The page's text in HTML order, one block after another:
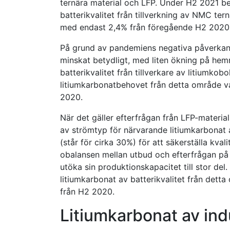
ternära material och LFP. Under H2 2021
batterikvalitet från tillverkning av NMC
med endast 2,4% från föregående H2
På grund av pandemiens negativa
minskat betydligt, med liten ökning på
batterikvalitet från tillverkare av
litiumkarbonatbehovet från detta område
2020.
När det gäller efterfrågan från LFP-
av strömtyp för närvarande
(står för cirka 30%) för att säkerställa
obalansen mellan utbud och efterfrågan
utöka sin produktionskapacitet till stor
litiumkarbonat av batterikvalitet från detta
från H2 2020.
Litiumkarbonat av